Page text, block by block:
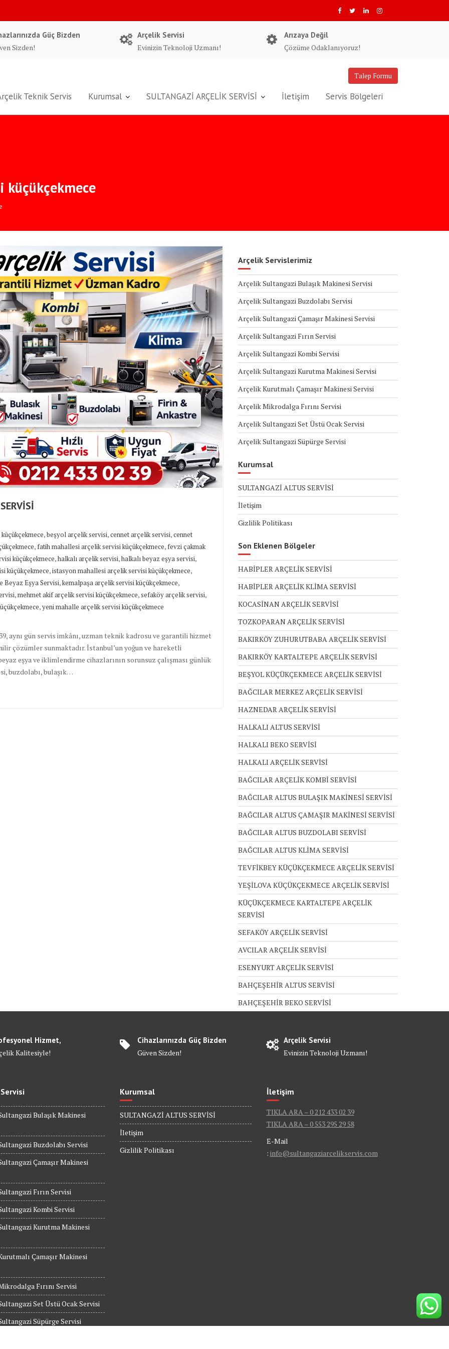
Güç Bizden
Sizden!
Arçelik Servisi
Evinizin Teknoloji Uzmanı!
Arızaya Değil
Çözüme Odaklanıyoruz!
Talep Formu
Teknik Servis Kurumsal SULTANGAZİ ARÇELİK SERVİSİ İletişim Servis Bölgeleri
küçükçekmece
,beşyol arçelik servisi,cennet arçelik servisi,cennet
, fatih mahallesi arçelik servisi küçükçekmece, fevzi çakmak
küçükçekmece,halkalı arçelik servisi,halkalı beyaz eşya servisi,
küçükçekmece,istasyon mahallesi arçelik servisi küçükçekmece,
Beyaz Eşya Servisi,kemalpaşa arçelik servisi küçükçekmece,
,mehmet akif arçelik servisi küçükçekmece,sefaköy arçelik servisi,
,yeni mahalle arçelik servisi küçükçekmece
aynı gün servis imkânı, uzman teknik kadrosu ve garantili hizmet
çözümler sunmaktadır. İstanbul’un yoğun ve hareketli
eşya ve iklimlendirme cihazlarının sorunsuz çalışması günlük
buzdolabı, bulaşık…
Arçelik Servislerimiz
Arçelik Sultangazi Bulaşık Makinesi Servisi
Arçelik Sultangazi Buzdolabı Servisi
Arçelik Sultangazi Çamaşır Makinesi Servisi
Arçelik Sultangazi Fırın Servisi
Arçelik Sultangazi Kombi Servisi
Arçelik Sultangazi Kurutma Makinesi Servisi
Arçelik Kurutmalı Çamaşır Makinesi Servisi
Arçelik Mikrodalga Fırını Servisi
Arçelik Sultangazi Set Üstü Ocak Servisi
Arçelik Sultangazi Süpürge Servisi
Kurumsal
SULTANGAZİ ALTUS SERVİSİ
İletişim
Gizlilik Politikası
Son Eklenen Bölgeler
HABİPLER ARÇELİK SERVİSİ
HABİPLER ARÇELİK KLİMA SERVİSİ
KOCASİNAN ARÇELİK SERVİSİ
TOZKOPARAN ARÇELİK SERVİSİ
BAKIRKÖY ZUHURUTBABA ARÇELİK SERVİSİ
BAKIRKÖY KARTALTEPE ARÇELİK SERVİSİ
BEŞYOL KÜÇÜKÇEKMECE ARÇELİK SERVİSİ
BAĞCILAR MERKEZ ARÇELİK SERVİSİ
HAZNEDAR ARÇELİK SERVİSİ
HALKALI ALTUS SERVİSİ
HALKALI BEKO SERVİSİ
HALKALI ARÇELİK SERVİSİ
BAĞCILAR ARÇELİK KOMBİ SERVİSİ
BAĞCILAR ALTUS BULAŞIK MAKİNESİ SERVİSİ
BAĞCILAR ALTUS ÇAMAŞIR MAKİNESİ SERVİSİ
BAĞCILAR ALTUS BUZDOLABI SERVİSİ
BAĞCILAR ALTUS KLİMA SERVİSİ
TEVFİKBEY KÜÇÜKÇEKMECE ARÇELİK SERVİSİ
YEŞİLOVA KÜÇÜKÇEKMECE ARÇELİK SERVİSİ
KÜÇÜKÇEKMECE KARTALTEPE ARÇELİK
SERVİSİ
SEFAKÖY ARÇELİK SERVİSİ
AVCILAR ARÇELİK SERVİSİ
ESENYURT ARÇELİK SERVİSİ
BAHÇEŞEHİR ALTUS SERVİSİ
BAHÇEŞEHİR BEKO SERVİSİ
Hizmet,
Kalitesiyle!
Cihazlarınızda Güç Bizden
Güven Sizden!
Arçelik Servisi
Evinizin Teknoloji Uzmanı!
Bulaşık Makinesi
Buzdolabı Servisi
Çamaşır Makinesi
Fırın Servisi
Kombi Servisi
Kurutma Makinesi
Çamaşır Makinesi
Fırını Servisi
Set Üstü Ocak Servisi
Süpürge Servisi
Kurumsal
SULTANGAZİ ALTUS SERVİSİ
İletişim
Gizlilik Politikası
İletişim
TIKLA ARA – 0 212 433 02 39
TIKLA ARA – 0 553 295 29 58
E-Mail
: info@sultangaziarcelikservis.com